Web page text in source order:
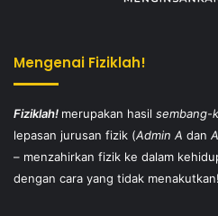
Mengenai Fiziklah!
Fiziklah! merupakan hasil sembang-
lepasan jurusan fizik (Admin A dan
– menzahirkan fizik ke dalam
dengan cara yang tidak